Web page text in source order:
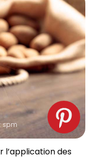
spm
l’application des